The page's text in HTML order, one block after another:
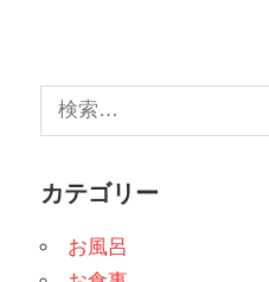
検
索:
カテゴリー
お風呂